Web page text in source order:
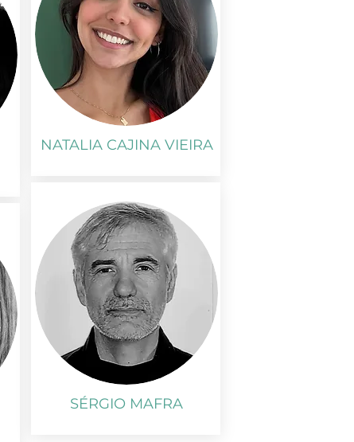
NATALIA CAJINA VIEIRA
SÉRGIO MAFRA